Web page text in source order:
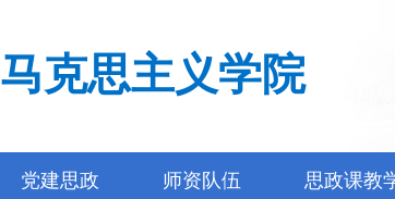
马克思主义学院
党建思政 师资队伍 思政课教